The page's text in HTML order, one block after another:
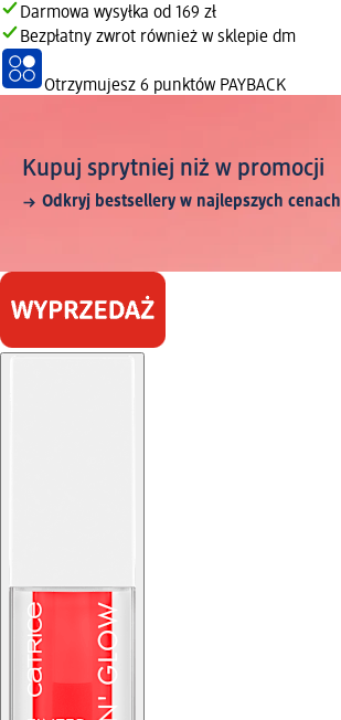
Darmowa wysyłka od 169 zł
Bezpłatny zwrot również w sklepie dm
Otrzymujesz 6 punktów PAYBACK
Kupuj sprytniej niż w promocji
Odkryj bestsellery w najlepszych cenach